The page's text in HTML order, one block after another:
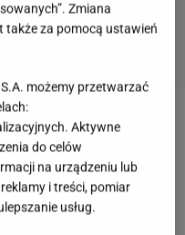
wstyd nie znać.
zdemaskuje leserów.
Zmiana
także za pomocą ustawień
możemy przetwarzać
Aktywne
do celów
na urządzeniu lub
i treści, pomiar
usług.